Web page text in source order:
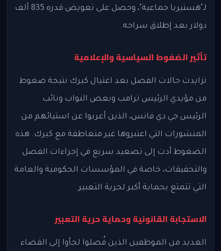
لـ"هستيريا جماعية"، وحصل على تعويض قدره 835 ألف
دولار بعد إطلاق سراحه.
تأثير الضغوط السياسية والإعلامية
تزايدت حالات الفصل بعد اغتيال كيرك نتيجة ضغوط
من مؤيدي الرئيس ترامب وبعض النواب ونائب
الرئيس جي دي فانس، الذين أعربوا عن استيائهم من
المنشورات التي اعتبروها غير متعاطفة مع كيرك. هذه
الضغوط أدت إلى تصعيد سريع في إجراءات الفصل
والتحقيقات، خاصة في المؤسسات الحكومية والعامة
التي تتمتع بحماية أكبر لحرية التعبير.
الاستجابة القانونية وحماية حرية التعبير
العديد من الموظفين الذين فُصلوا لجأوا إلى القضاء